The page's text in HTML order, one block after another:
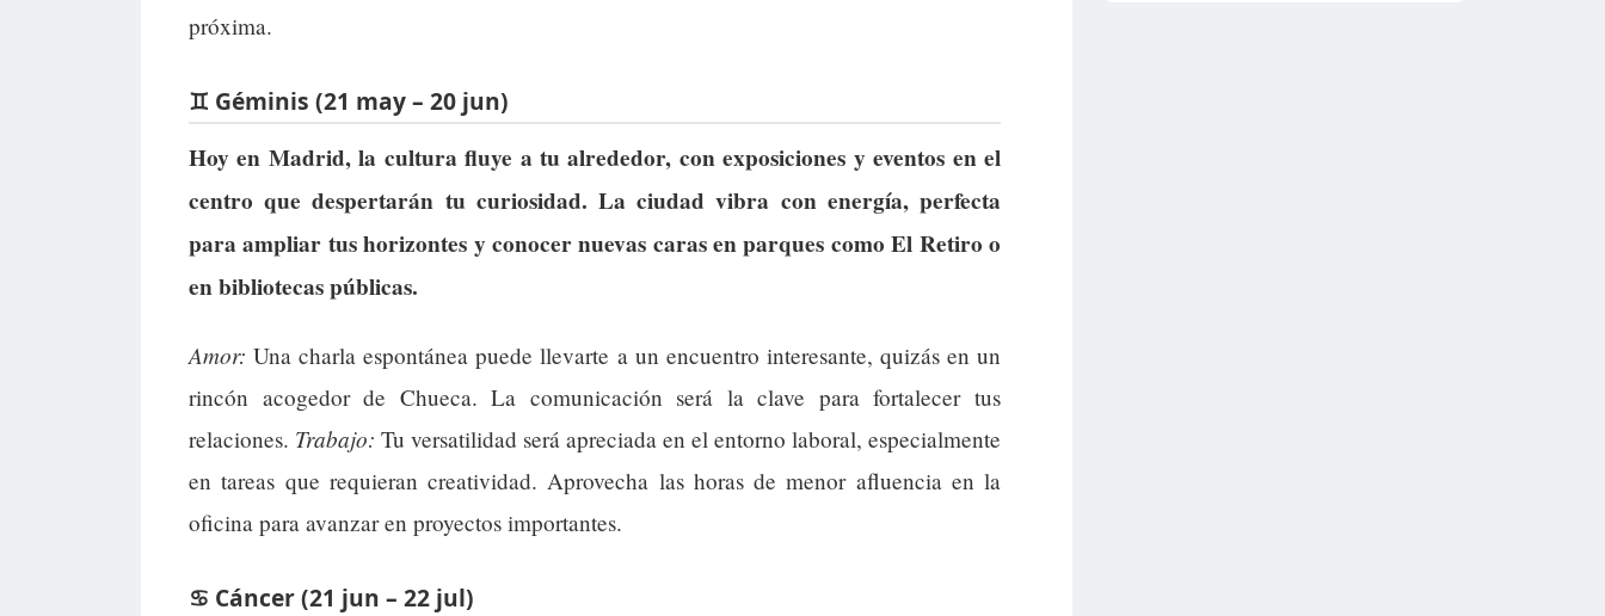
próxima.
♊ Géminis (21 may – 20 jun)
Hoy en Madrid, la cultura fluye a tu alrededor, con exposiciones y eventos en el
centro que despertarán tu curiosidad. La ciudad vibra con energía, perfecta
para ampliar tus horizontes y conocer nuevas caras en parques como El Retiro o
en bibliotecas públicas.
Amor: Una charla espontánea puede llevarte a un encuentro interesante, quizás en un
rincón acogedor de Chueca. La comunicación será la clave para fortalecer tus
relaciones. Trabajo: Tu versatilidad será apreciada en el entorno laboral, especialmente
en tareas que requieran creatividad. Aprovecha las horas de menor afluencia en la
oficina para avanzar en proyectos importantes.
♋ Cáncer (21 jun – 22 jul)